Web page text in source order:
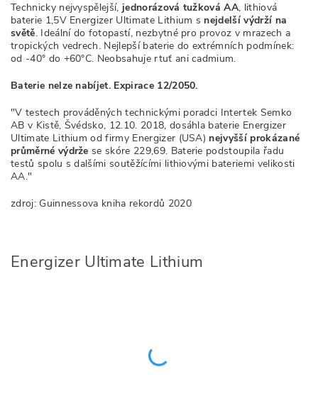
Technicky nejvyspělejší, jednorázová tužková AA, lithiová
baterie 1,5V Energizer Ultimate Lithium s nejdelší výdrží na
světě. Ideální do fotopastí, nezbytné pro provoz v mrazech a
tropických vedrech. Nejlepší baterie do extrémních podmínek:
od -40° do +60°C. Neobsahuje rtuť ani cadmium.
Baterie nelze nabíjet. Expirace 12/2050.
"V testech prováděných technickými poradci Intertek Semko
AB v Kistě, Švédsko, 12.10. 2018, dosáhla baterie Energizer
Ultimate Lithium od firmy Energizer (USA) nejvyšší prokázané
průměrné výdrže se skóre 229,69. Baterie podstoupila řadu
testů spolu s dalšími soutěžícími lithiovými bateriemi velikosti
AA."
zdroj: Guinnessova kniha rekordů 2020
Energizer Ultimate Lithium